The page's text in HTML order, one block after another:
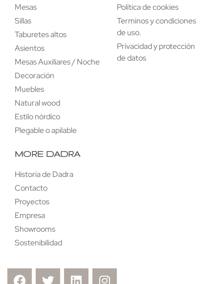
Mesas
Sillas
Taburetes altos
Asientos
Mesas Auxiliares / Noche
Decoración
Muebles
Natural wood
Estilo nórdico
Plegable o apilable
Política de cookies
Terminos y condiciones
de uso.
Privacidad y protección
de datos
MORE DADRA
Historia de Dadra
Contacto
Proyectos
Empresa
Showrooms
Sostenibilidad